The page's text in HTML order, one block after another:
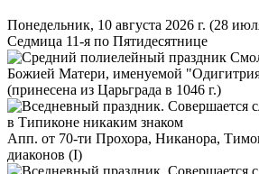
Понедельник, 10 августа 2026 г. (28
Седмица 11-я по Пятидесятнице
Божией Матери, именуемой
(принесена из Царьграда в 1046 г.)
Апп. от 70-ти Прохора, Никанора,
диаконов (I)